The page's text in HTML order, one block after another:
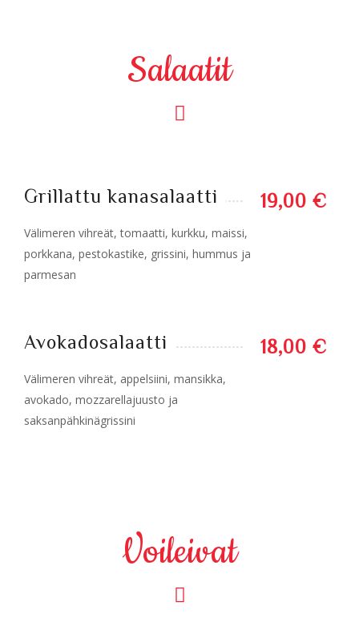
Salaatit
Grillattu kanasalaatti 19,00 €
Välimeren vihreät, tomaatti, kurkku, maissi,
porkkana, pestokastike, grissini, hummus ja
parmesan
Avokadosalaatti 18,00 €
Välimeren vihreät, appelsiini, mansikka,
avokado, mozzarellajuusto ja
saksanpähkinägrissini
Voileivat